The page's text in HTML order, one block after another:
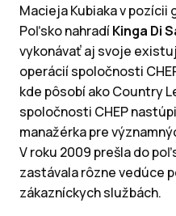
Macieja Kubiaka v
Poľsko nahradíKinga Di
vykonávať aj svoje
operácií spoločnosti
kde pôsobí ako Country
spoločnosti CHEP
manažérka pre
V roku 2009 prešla do
zastávala rôzne vedúce
zákazníckych službách.